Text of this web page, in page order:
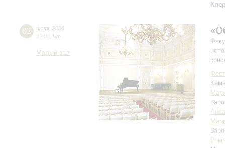
02 июля 2026
19:00 Чт
Малый зал